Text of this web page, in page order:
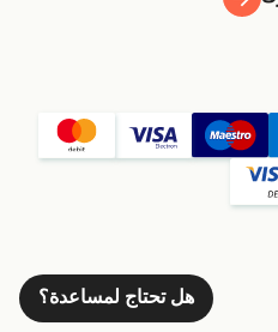
هل تحتاج لمساعدة؟